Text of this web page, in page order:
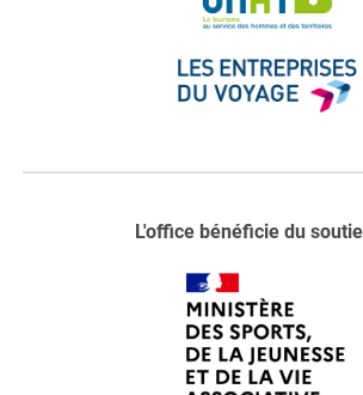
L'office bénéficie du